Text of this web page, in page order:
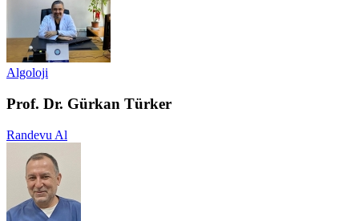
Algoloji
Prof. Dr. Gürkan Türker
Randevu Al